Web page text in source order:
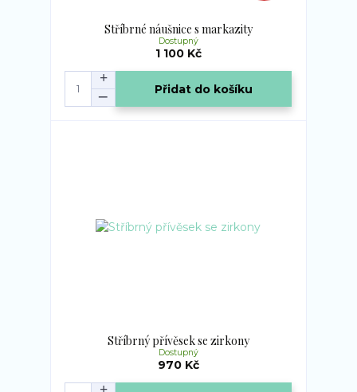
Stříbrné náušnice s markazity
1 100 Kč
Dostupný
Přidat do košíku
Stříbrný přívěsek se zirkony
970 Kč
Dostupný